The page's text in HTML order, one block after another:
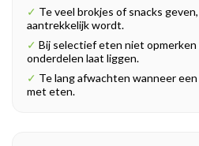
✓ Te veel brokjes of snacks
aantrekkelijk wordt.
✓ Bij selectief eten niet opmerken
onderdelen laat liggen.
✓ Te lang afwachten wanneer
met eten.